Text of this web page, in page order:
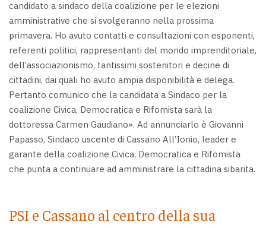
candidato a sindaco della coalizione per le elezioni
amministrative che si svolgeranno nella prossima
primavera. Ho avuto contatti e consultazioni con esponenti,
referenti politici, rappresentanti del mondo imprenditoriale,
dell’associazionismo, tantissimi sostenitori e decine di
cittadini, dai quali ho avuto ampia disponibilità e delega.
Pertanto comunico che la candidata a Sindaco per la
coalizione Civica, Democratica e Rifomista sarà la
dottoressa Carmen Gaudiano». Ad annunciarlo è Giovanni
Papasso, Sindaco uscente di Cassano All’Ionio, leader e
garante della coalizione Civica, Democratica e Rifomista
che punta a continuare ad amministrare la cittadina sibarita.
PSI e Cassano al centro della sua